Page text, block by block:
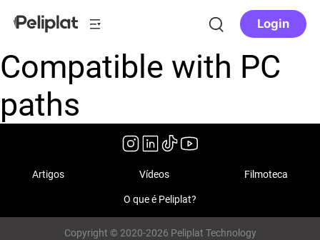
Login
Compatible with PC
paths
Artigos Vídeos Filmoteca
O que é Peliplat?
Copyright © 2020-2026 Peliplat Technology